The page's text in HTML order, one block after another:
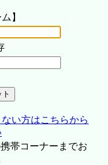
】
い方はこちらから
帯コーナーまでお